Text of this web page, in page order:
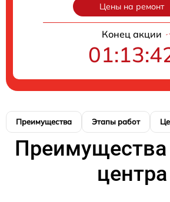
Цены на ремонт
Конец акции
Преимущества Этапы работ
Преимущества
центра